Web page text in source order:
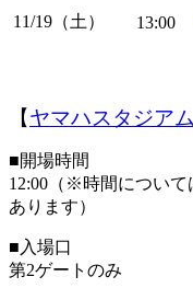
11/19（土） 13:00
【ヤマハスタジアム
■開場時間
12:00（※時間につい
あります）
■入場口
第2ゲートのみ